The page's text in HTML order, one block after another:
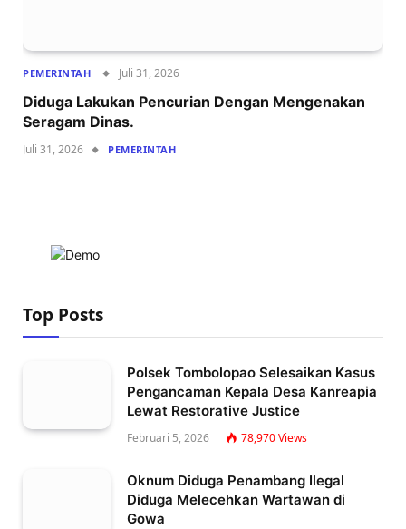
PEMERINTAH Juli 31, 2026
Diduga Lakukan Pencurian Dengan Mengenakan
Seragam Dinas.
Juli 31, 2026 PEMERINTAH
Top Posts
Polsek Tombolopao Selesaikan Kasus
Pengancaman Kepala Desa Kanreapia
Lewat Restorative Justice
Februari 5, 2026 78,970Views
Oknum Diduga Penambang Ilegal
Diduga Melecehkan Wartawan di
Gowa